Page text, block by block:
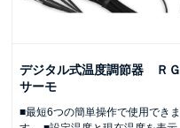
デジタル式温度調節器 ＲＧ
サーモ
■最短6つの簡単操作で使用できま